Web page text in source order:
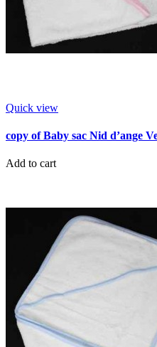
Quick view
copy of Baby sac Nid d’ange
Add to cart